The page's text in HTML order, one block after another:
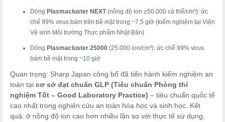
Dòng Plasmacluster NEXT(nồng độ ion ≥50.000 cá thể/cm³): ức
chế 99% virus bám trên bề mặt trong ~7,5 giờ (kiểm nghiệm tại Viện
Vệ sinh Môi trường Thực phẩm Nhật Bản)
Dòng Plasmacluster 25000 (25.000 ion/cm³): ức chế 99% virus
bám bề mặt trong ~10 giờ
Quan trọng: Sharp Japan công bố đã tiến hành kiểm nghiệm an
toàn tại cơ sở đạt chuẩn GLP (Tiêu chuẩn Phòng thí
nghiệm Tốt – Good Laboratory Practice) – tiêu chuẩn quốc tế
cao nhất trong nghiên cứu an toàn hóa học và sinh học. Kết
quả: ở nồng độ ion cao hơn nhiều lần so với thực tế sử dụng,